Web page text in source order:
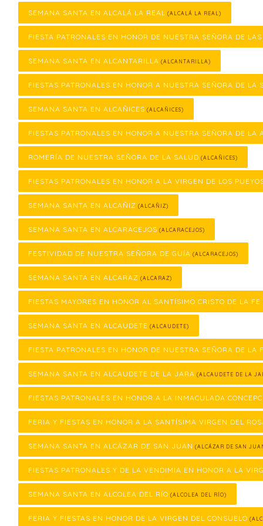
SEMANA SANTA EN ALCALÁ LA REAL (ALCALÁ LA REAL)
FIESTA PATRONALES EN HONOR DE NUESTRA SEÑORA DE LAS
SEMANA SANTA EN ALCANTARILLA (ALCANTARILLA)
FIESTAS PATRONALES EN HONOR A NUESTRA SEÑORA DE LA
SEMANA SANTA EN ALCAÑICES (ALCAÑICES)
FIESTAS PATRONALES EN HONOR A NUESTRA SEÑORA DE LA
ROMERÍA DE NUESTRA SEÑORA DE LA SALUD (ALCAÑICES)
FIESTAS PATRONALES EN HONOR A LA VIRGEN DE LOS
SEMANA SANTA EN ALCAÑIZ (ALCAÑIZ)
SEMANA SANTA EN ALCARACEJOS (ALCARACEJOS)
FESTIVIDAD DE NUESTRA SEÑORA DE GUÍA (ALCARACEJOS)
SEMANA SANTA EN ALCARAZ (ALCARAZ)
FIESTAS MAYORES EN HONOR AL SANTÍSIMO CRISTO DE LA FE
SEMANA SANTA EN ALCAUDETE (ALCAUDETE)
FIESTA PATRONALES EN HONOR DE NUESTRA SEÑORA DE LA
SEMANA SANTA EN ALCAUDETE DE LA JARA (ALCAUDETE DE LA
FIESTAS PATRONALES EN HONOR A LA INMACULADA
FERIA Y FIESTAS EN HONOR A LA SANTÍSIMA VIRGEN DEL
SEMANA SANTA EN ALCÁZAR DE SAN JUAN (ALCÁZAR DE SAN
FIESTAS PATRONALES Y DE LA VENDIMIA EN HONOR A LA
SEMANA SANTA EN ALCOLEA DEL RÍO (ALCOLEA DEL RÍO)
FERIA Y FIESTAS EN HONOR DE LA VIRGEN DEL CONSUELO